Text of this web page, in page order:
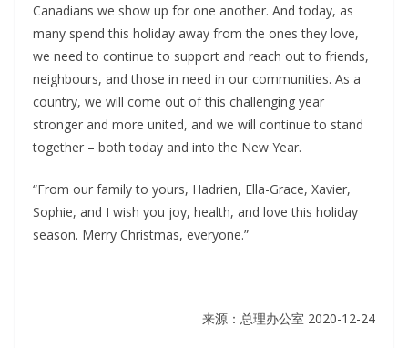
Canadians we show up for one another. And today, as
many spend this holiday away from the ones they love,
we need to continue to support and reach out to friends,
neighbours, and those in need in our communities. As a
country, we will come out of this challenging year
stronger and more united, and we will continue to stand
together – both today and into the New Year.
“From our family to yours, Hadrien, Ella-Grace, Xavier,
Sophie, and I wish you joy, health, and love this holiday
season. Merry Christmas, everyone.”
来源：总理办公室 2020-12-24